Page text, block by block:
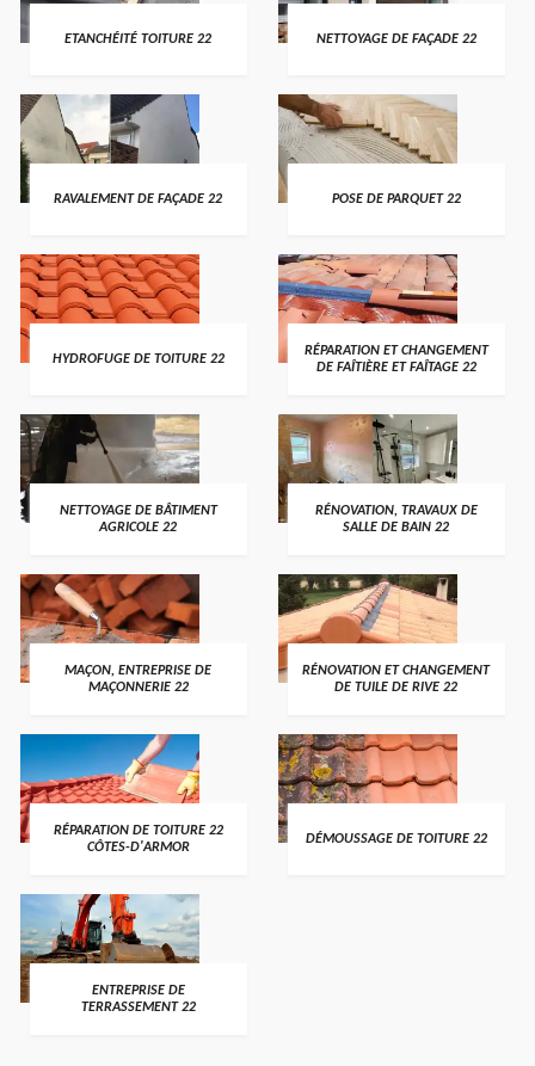
ETANCHÉITÉ TOITURE 22 NETTOYAGE DE FAÇADE 22
RAVALEMENT DE FAÇADE 22 POSE DE PARQUET 22
HYDROFUGE DE TOITURE 22
RÉPARATION ET CHANGEMENT
DE FAÎTIÈRE ET FAÎTAGE 22
NETTOYAGE DE BÂTIMENT
AGRICOLE 22
RÉNOVATION, TRAVAUX DE
SALLE DE BAIN 22
MAÇON, ENTREPRISE DE
MAÇONNERIE 22
RÉNOVATION ET CHANGEMENT
DE TUILE DE RIVE 22
RÉPARATION DE TOITURE 22
CÔTES-D'ARMOR
DÉMOUSSAGE DE TOITURE 22
ENTREPRISE DE
TERRASSEMENT 22